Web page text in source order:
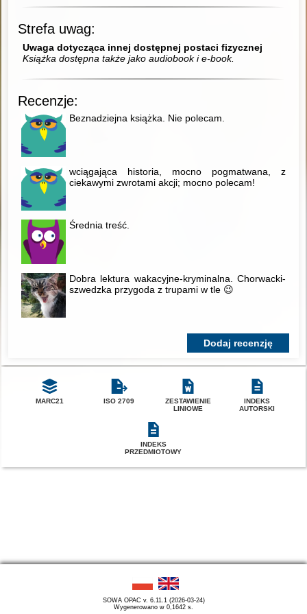
Strefa uwag:
Uwaga dotycząca innej dostępnej postaci fizycznej
Książka dostępna także jako audiobook i e-book.
Recenzje:
Beznadziejna książka. Nie polecam.
wciągająca historia, mocno pogmatwana, z
ciekawymi zwrotami akcji; mocno polecam!
Średnia treść.
Dobra lektura wakacyjne-kryminalna. Chorwacki-
szwedzka przygoda z trupami w tle 😉
Dodaj recenzję
MARC21 ISO 2709
ZESTAWIENIE
LINIOWE
INDEKS
AUTORSKI
INDEKS
PRZEDMIOTOWY
SOWA OPAC v. 6.11.1 (2026-03-24)
Wygenerowano w 0,1642 s.